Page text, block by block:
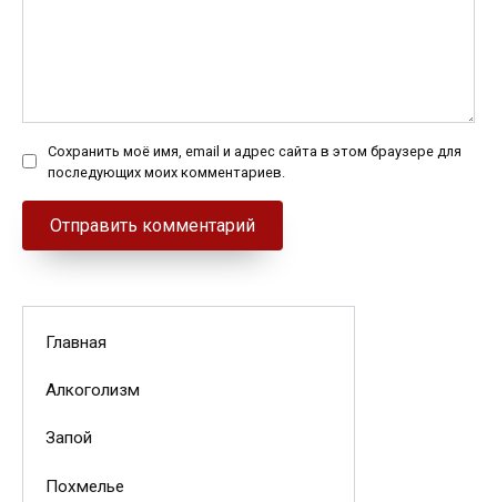
Сохранить моё имя, email и адрес сайта в этом браузере для
последующих моих комментариев.
Главная
Алкоголизм
Запой
Похмелье